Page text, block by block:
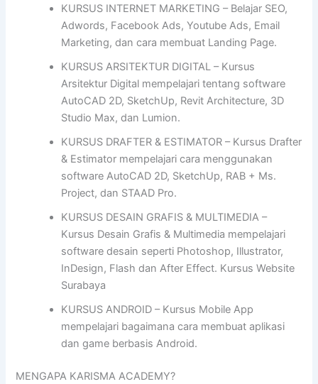
KURSUS INTERNET MARKETING – Belajar SEO,
Adwords, Facebook Ads, Youtube Ads, Email
Marketing, dan cara membuat Landing Page.
KURSUS ARSITEKTUR DIGITAL – Kursus
Arsitektur Digital mempelajari tentang software
AutoCAD 2D, SketchUp, Revit Architecture, 3D
Studio Max, dan Lumion.
KURSUS DRAFTER & ESTIMATOR – Kursus Drafter
& Estimator mempelajari cara menggunakan
software AutoCAD 2D, SketchUp, RAB + Ms.
Project, dan STAAD Pro.
KURSUS DESAIN GRAFIS & MULTIMEDIA –
Kursus Desain Grafis & Multimedia mempelajari
software desain seperti Photoshop, Illustrator,
InDesign, Flash dan After Effect. Kursus Website
Surabaya
KURSUS ANDROID – Kursus Mobile App
mempelajari bagaimana cara membuat aplikasi
dan game berbasis Android.
MENGAPA KARISMA ACADEMY?